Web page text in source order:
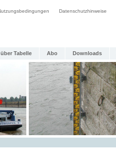
Datenschutzhinweise
Tabelle Abo Downloads